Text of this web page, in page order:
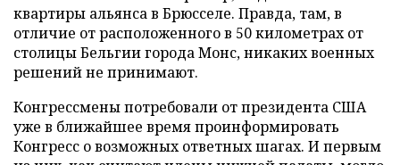
квартиры альянса в Брюсселе. Правда, там, в
отличие от расположенного в 50 километрах от
столицы Бельгии города Монс, никаких военных
решений не принимают.
Конгрессмены потребовали от президента США
уже в ближайшее время проинформировать
Конгресс о возможных ответных шагах. И первым